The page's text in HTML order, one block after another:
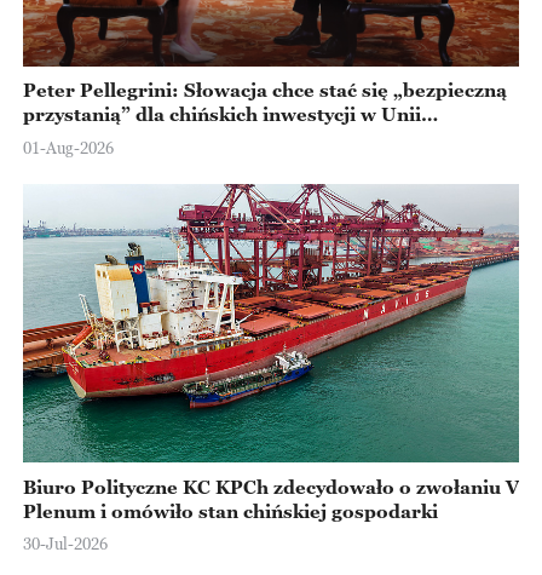
Peter Pellegrini: Słowacja chce stać się „bezpieczną
przystanią” dla chińskich inwestycji w Unii
Europejskiej
01-Aug-2026
Biuro Polityczne KC KPCh zdecydowało o zwołaniu V
Plenum i omówiło stan chińskiej gospodarki
30-Jul-2026